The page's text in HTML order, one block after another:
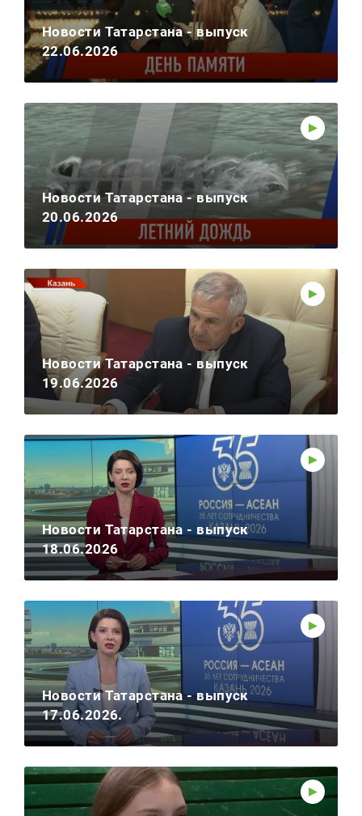
Новости Татарстана - выпуск
22.06.2026
Новости Татарстана - выпуск
20.06.2026
Новости Татарстана - выпуск
19.06.2026
Новости Татарстана - выпуск
18.06.2026
Новости Татарстана - выпуск
17.06.2026.